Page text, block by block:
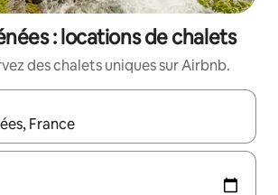
: locations de chalets
des chalets uniques sur Airbnb.
sont affichés, parcourez-les en utilisant